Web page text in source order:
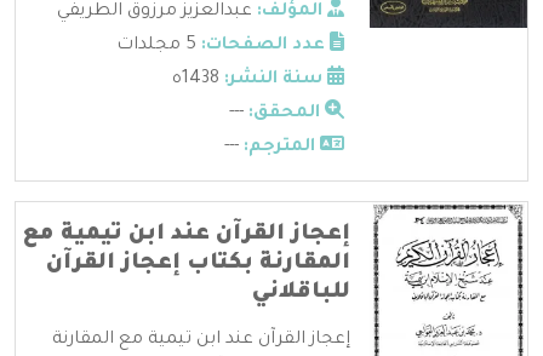
المؤلف: عبدالعزيز مرزوق الطريفي
عدد الصفحات:
سنة النشر:
المحقق: ---
المترجم: ---
إعجاز القرآن عند ابن تيمية مع
المقارنة بكتاب إعجاز القرآن
للباقلاني
إعجاز القرآن عند ابن تيمية مع المقارنة